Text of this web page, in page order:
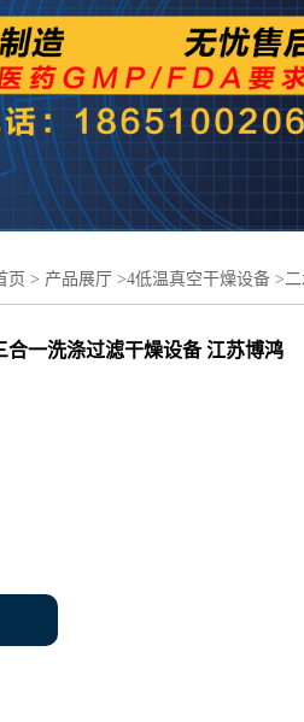
页 > 产品展厅 >4低温真空干燥设备 >
一洗涤过滤干燥设备 江苏博鸿